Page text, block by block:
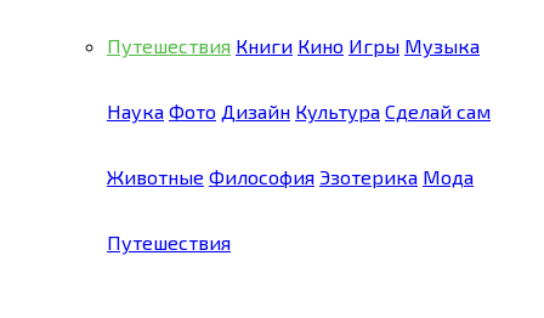
Путешествия Книги Кино Игры Музыка
Наука Фото Дизайн Культура Сделай сам
Животные Философия Эзотерика Мода
Путешествия